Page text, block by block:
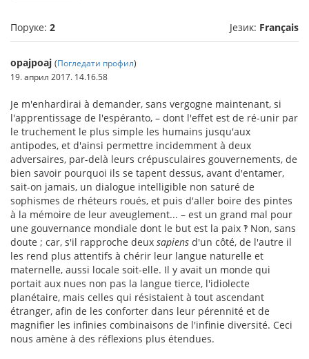
Поруке: 2 Језик: Français
opajpoaj (Погледати профил)
19. април 2017. 14.16.58
Je m'enhardirai à demander, sans vergogne maintenant, si
l'apprentissage de l'espéranto, – dont l'effet est de ré-unir par
le truchement le plus simple les humains jusqu'aux
antipodes, et d'ainsi permettre incidemment à deux
adversaires, par-delà leurs crépusculaires gouvernements, de
bien savoir pourquoi ils se tapent dessus, avant d'entamer,
sait-on jamais, un dialogue intelligible non saturé de
sophismes de rhéteurs roués, et puis d'aller boire des pintes
à la mémoire de leur aveuglement... – est un grand mal pour
une gouvernance mondiale dont le but est la paix ‽ Non, sans
doute ; car, s'il rapproche deux sapiens d'un côté, de l'autre il
les rend plus attentifs à chérir leur langue naturelle et
maternelle, aussi locale soit-elle. Il y avait un monde qui
portait aux nues non pas la langue tierce, l'idiolecte
planétaire, mais celles qui résistaient à tout ascendant
étranger, afin de les conforter dans leur pérennité et de
magnifier les infinies combinaisons de l'infinie diversité. Ceci
nous amène à des réflexions plus étendues.